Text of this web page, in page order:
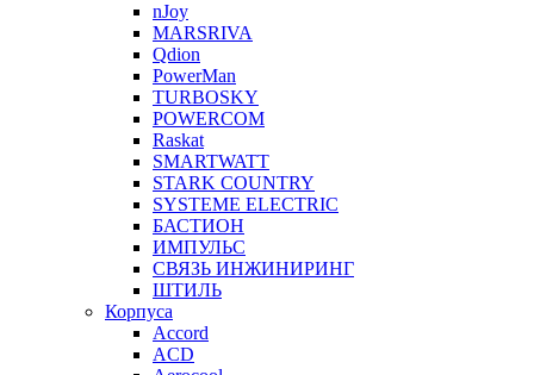
nJoy
MARSRIVA
Qdion
PowerMan
TURBOSKY
POWERCOM
Raskat
SMARTWATT
STARK COUNTRY
SYSTEME ELECTRIC
БАСТИОН
ИМПУЛЬС
СВЯЗЬ ИНЖИНИРИНГ
ШТИЛЬ
Корпуса
Accord
ACD